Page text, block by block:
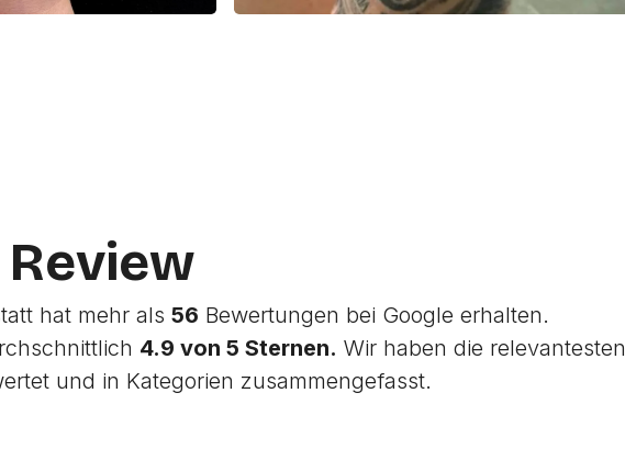
hat mehr als56 Bewertungen bei Google erhalten.
4.9 von 5 Sternen. Wir haben die relevantesten
und in Kategorien zusammengefasst.